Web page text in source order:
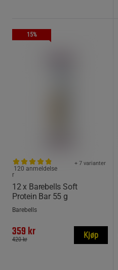
15%
12 x Barebells Soft
Protein Bar 55 g
+ 7 varianter
120 anmeldelse
r
Barebells
359 kr
420 kr Kjøp